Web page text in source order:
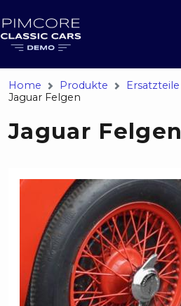
Home Produkte Ersatzteile
Jaguar Felgen
Jaguar Felgen